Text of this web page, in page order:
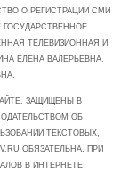
О РЕГИСТРАЦИИ СМИ
ГОСУДАРСТВЕННОЕ
ТЕЛЕВИЗИОННАЯ И
ЕЛЕНА ВАЛЕРЬЕВНА.
ЗАЩИЩЕНЫ В
ОБ
ТЕКСТОВЫХ,
ОБЯЗАТЕЛЬНА. ПРИ
В ИНТЕРНЕТЕ